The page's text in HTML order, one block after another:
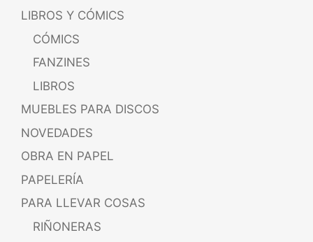
LIBROS Y CÓMICS
CÓMICS
FANZINES
LIBROS
MUEBLES PARA DISCOS
NOVEDADES
OBRA EN PAPEL
PAPELERÍA
PARA LLEVAR COSAS
RIÑONERAS